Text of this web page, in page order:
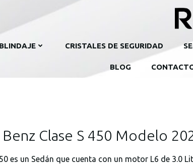
BLINDAJE CRISTALES DE SEGURIDAD
BLOG
Clase S 450 Modelo
es un Sedán que cuenta con un motor L6 de